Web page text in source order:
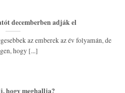
decemberben adják el
az emberek az év folyamán, de
hogy [...]